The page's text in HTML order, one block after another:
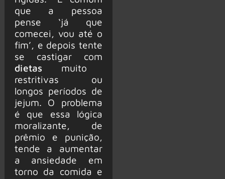
que a pessoa
pense ‘já que
comecei, vou até o
fim’, e depois tente
se castigar com
dietas muito
restritivas ou
longos períodos de
jejum. O problema
é que essa lógica
moralizante, de
prêmio e punição,
tende a aumentar
a ansiedade em
torno da comida e